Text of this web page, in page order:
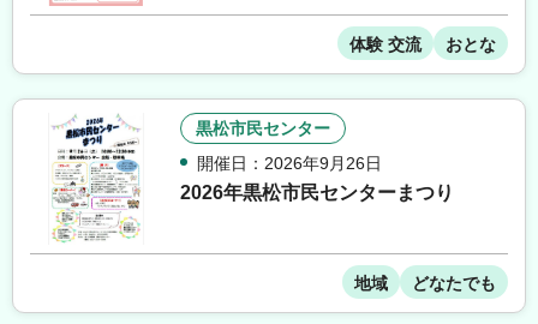
体験 交流 おとな
黒松市民センター
開催日：2026年9月26日
2026年黒松市民センターまつり
地域 どなたでも